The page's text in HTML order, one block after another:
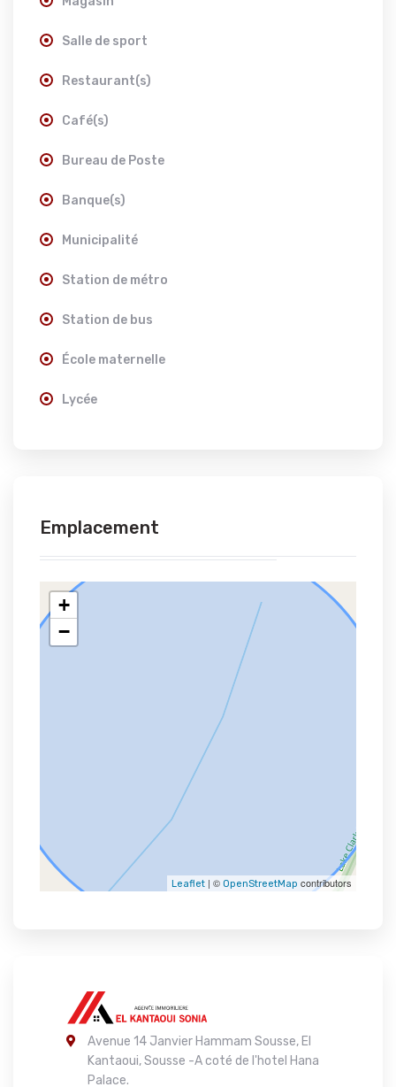
Salle de sport
Restaurant(s)
Café(s)
Bureau de Poste
Banque(s)
Municipalité
Station de métro
Station de bus
École maternelle
Lycée
Emplacement
+
−
Leaflet | © OpenStreetMap contributors
Avenue 14 Janvier Hammam Sousse, El
Kantaoui, Sousse -A coté de l'hotel Hana
Palace.